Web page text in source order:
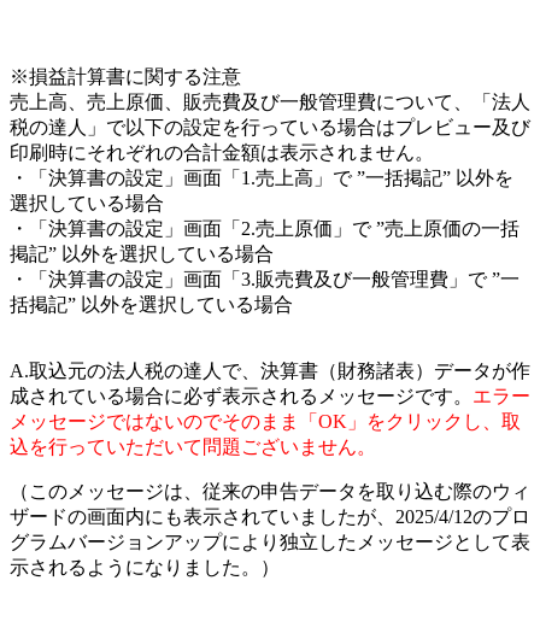
※損益計算書に関する注意
売上高、売上原価、販売費及び一般管理費について、「法人
税の達人」で以下の設定を行っている場合はプレビュー及び
印刷時にそれぞれの合計金額は表示されません。
・「決算書の設定」画面「1.売上高」で ”一括掲記” 以外を
選択している場合
・「決算書の設定」画面「2.売上原価」で ”売上原価の一括
掲記” 以外を選択している場合
・「決算書の設定」画面「3.販売費及び一般管理費」で ”一
括掲記” 以外を選択している場合
A.取込元の法人税の達人で、決算書（財務諸表）データが作
成されている場合に必ず表示されるメッセージです。 エラー
メッセージではないのでそのまま「OK」をクリックし、取
込を行っていただいて問題ございません。
（このメッセージは、従来の申告データを取り込む際のウィ
ザードの画面内にも表示されていましたが、2025/4/12のプロ
グラムバージョンアップにより独立したメッセージとして表
示されるようになりました。）